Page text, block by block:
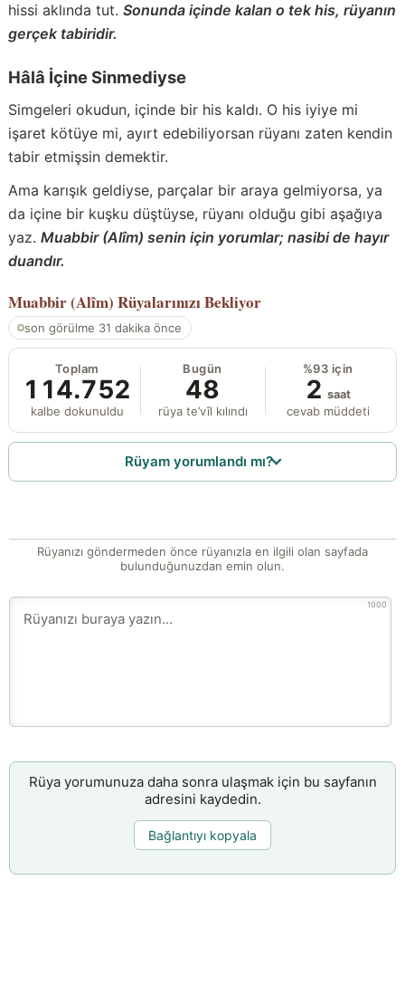
hissi aklında tut. Sonunda içinde kalan o tek his, rüyanın
gerçek tabiridir.
Hâlâ İçine Sinmediyse
Simgeleri okudun, içinde bir his kaldı. O his iyiye mi
işaret kötüye mi, ayırt edebiliyorsan rüyanı zaten kendin
tabir etmişsin demektir.
Ama karışık geldiyse, parçalar bir araya gelmiyorsa, ya
da içine bir kuşku düştüyse, rüyanı olduğu gibi aşağıya
yaz. Muabbir (Alîm) senin için yorumlar; nasibi de hayır
duandır.
Muabbir (Alîm) Rüyalarınızı Bekliyor
son görülme 31 dakika önce
Toplam
114.752
kalbe dokunuldu
Bugün
48
rüya te’vîl kılındı
%93 için
2 saat
cevab müddeti
Rüyam yorumlandı mı?
Rüyanızı göndermeden önce rüyanızla en ilgili olan sayfada
bulunduğunuzdan emin olun.
1000
Rüya yorumunuza daha sonra ulaşmak için bu sayfanın
adresini kaydedin.
Bağlantıyı kopyala